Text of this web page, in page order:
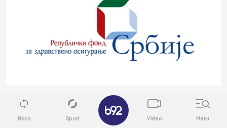
Осигураници са овереном картицом имају право на
лечење, без обзира на рок важења
Novo Sport Video Menu
✕